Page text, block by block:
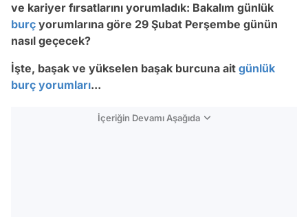
ve kariyer fırsatlarını yorumladık: Bakalım günlük
burç yorumlarına göre 29 Şubat Perşembe günün
nasıl geçecek?
İşte, başak ve yükselen başak burcuna ait günlük
burç yorumları...
İçeriğin Devamı Aşağıda